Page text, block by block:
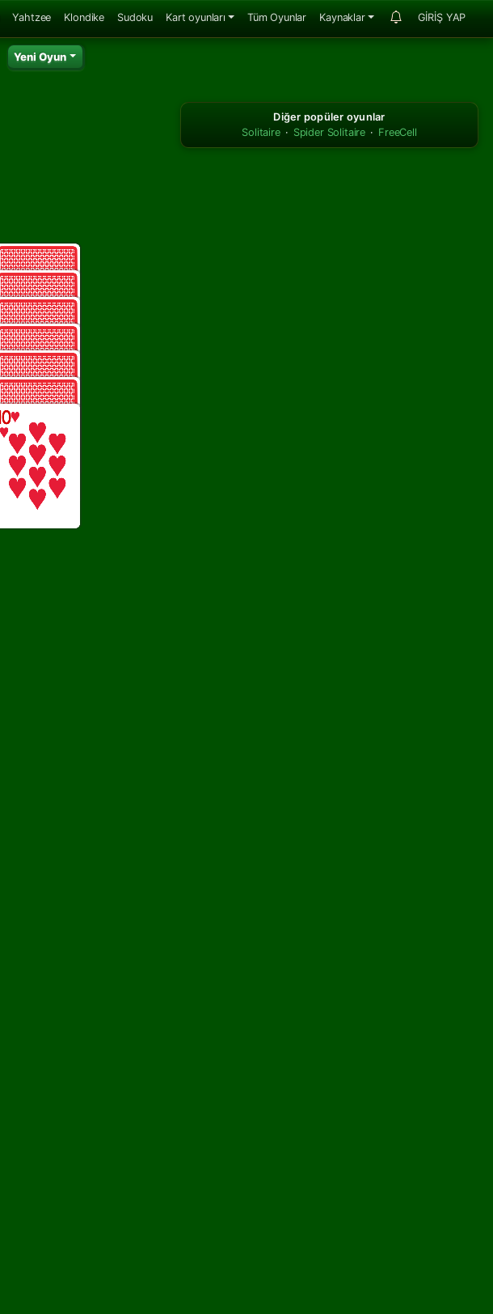
Yahtzee Klondike Sudoku Kart oyunları Tüm Oyunlar Kaynaklar GİRİŞ YAP
Yeni Oyun
Diğer popüler oyunlar
Solitaire · Spider Solitaire · FreeCell